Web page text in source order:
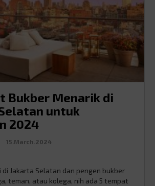
Bukber Menarik di
untuk
2024
15.March.2024
di Jakarta Selatan dan pengen bukber
teman, atau kolega, nih ada 5 tempat